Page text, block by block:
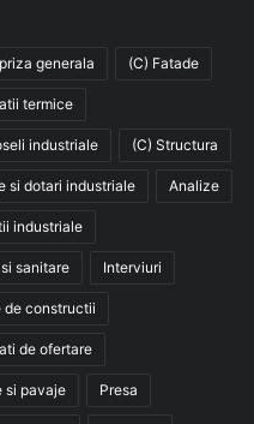
generala (C) Fatade
termice
industriale (C) Structura
si dotari industriale Analize
industriale
sanitare Interviuri
de constructii
de ofertare
si pavaje Presa